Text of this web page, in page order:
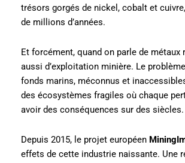
trésors gorgés de nickel, cobalt et
de millions d’années.
Et forcément, quand on parle de métaux
aussi d’exploitation minière. Le
fonds marins, méconnus et
des écosystèmes fragiles où chaque
avoir des conséquences sur des siècles.
Depuis 2015, le projet européen
effets de cette industrie naissante. Une